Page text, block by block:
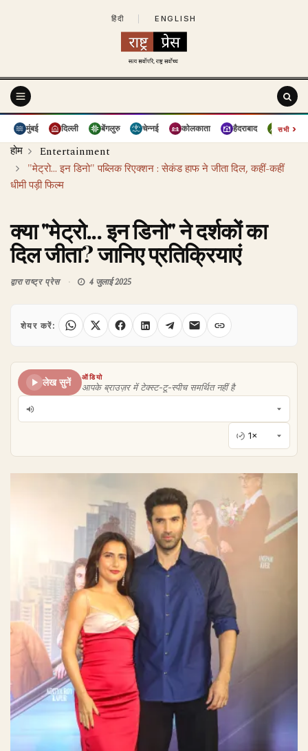
हिंदी ENGLISH
मुंबई दिल्ली बेंगलुरु चेन्नई कोलकाता हैदराबाद पुणे
सभी›
होम
Entertainment
"मेट्रो... इन डिनो" पब्लिक रिएक्शन : सेकंड हाफ ने जीता दिल, कहीं-कहीं
धीमी पड़ी फिल्म
क्या "मेट्रो... इन डिनो" ने दर्शकों का
दिल जीता? जानिए प्रतिक्रियाएं
द्वाराराष्ट्र प्रेस 4 जुलाई 2025
शेयर करें:
लेख सुनें
ऑडियो
आपके ब्राउज़र में टेक्स्ट-टू-स्पीच समर्थित नहीं है